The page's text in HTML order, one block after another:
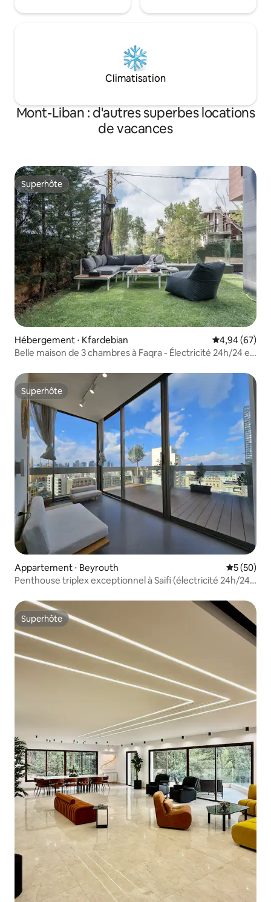
Climatisation
Mont-Liban : d'autres superbes locations
de vacances
Superhôte
Superhôte
Hébergement ⋅ Kfardebian Évaluation
4,94 (67)
Belle maison de 3 chambres à Faqra - Électricité 24h/24 et
Superhôte
Superhôte
Appartement ⋅ Beyrouth
5 (50)
Penthouse triplex exceptionnel à Saifi (électricité 24h/24
Superhôte
Superhôte